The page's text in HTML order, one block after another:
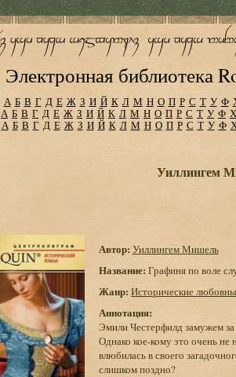
Электронная библиотека
А Б В Г Д Е Ж З И Й К Л М Н О П Р С Т У Ф
А Б В Г Д Е Ж З И Й К Л М Н О П Р С Т У Ф Х
А Б В Г Д Е Ж З И Й К Л М Н О П Р С Т У Ф
Уиллингем
Автор: Уиллингем Мишель
Название: Графиня по воле
Жанр: Исторические
Аннотация:
Эмили Честерфилд замужем
Однако кое-кому это очень
влюбилась в своего
слишком поздно?